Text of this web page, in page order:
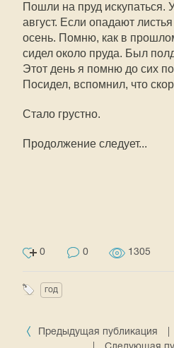
Пошли на пруд искупаться.
август. Если опадают
осень. Помню, как в
сидел около пруда. Был
Этот день я помню до сих
Посидел, вспомнил, что
Стало грустно.
Продолжение следует...
0 0 1305
год
Предыдущая публикация